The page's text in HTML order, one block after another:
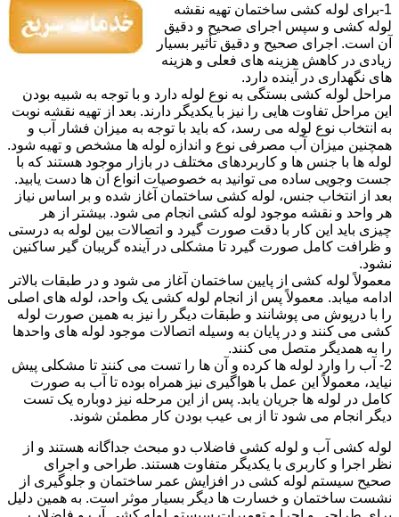
1-برای لوله کشی ساختمان تهیه نقشه
لوله کشی و سپس اجرای صحیح و دقیق
آن است. اجرای صحیح و دقیق تأثیر بسیار
زیادی در کاهش هزینه های فعلی و هزینه
های نگهداری در آینده دارد.
مراحل لوله کشی بستگی به نوع لوله دارد و با توجه به شبیه بودن
این مراحل تفاوت هایی را نیز با یکدیگر دارند. بعد از تهیه نقشه نوبت
به انتخاب نوع لوله می رسد، که باید با توجه به میزان فشار آب و
همچنین میزان آب مصرفی نوع و اندازه لوله ها مشخص و تهیه شود.
لوله ها با جنس ها و کاربردهای مختلف در بازار موجود هستند که با
جست وجویی ساده می توانید به خصوصیات انواع آن ها دست یابید.
بعد از انتخاب جنس، لوله کشی ساختمان آغاز شده و بر اساس نیاز
هر واحد و نقشه موجود لوله کشی انجام می شود. بیشتر از هر
چیزی باید این کار با دقت صورت گیرد و اتصالات بین لوله به درستی
و ظرافت کامل صورت گیرد تا مشکلی در آینده گریبان گیر ساکنین
نشود.
معمولاً لوله کشی از پایین ساختمان آغاز می شود و در طبقات بالاتر
ادامه میابد. معمولاً پس از انجام لوله کشی یک واحد، لوله های اصلی
را با درپوش می پوشانند و طبقات دیگر را نیز به همین صورت لوله
کشی می کنند و در پایان به وسیله اتصالات موجود لوله های واحدها
را به همدیگر متصل می کنند.
2- آب را وارد لوله ها کرده و آن ها را تست می کنند تا مشکلی پیش
نیاید، معمولاً این عمل با هواگیری نیز همراه بوده تا آب به صورت
کامل در لوله ها جریان یابد. پس از این مرحله نیز دوباره یک تست
دیگر انجام می شود تا از بی عیب بودن کار مطمئن شوند.
لوله کشی آب و لوله کشی فاضلاب دو مبحث جداگانه هستند و از
نظر اجرا و کاربری با یکدیگر متفاوت هستند. طراحی و اجرای
صحیح سیستم لوله کشی در افزایش عمر ساختمان و جلوگیری از
نشست ساختمان و خسارت ها دیگر بسیار موثر است. به همین دلیل